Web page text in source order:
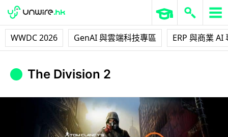
WWDC 2026 GenAI 與雲端科技專區 ERP 與商業 AI
The Division 2